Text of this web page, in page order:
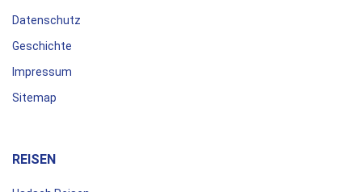
Datenschutz
Geschichte
Impressum
Sitemap
REISEN